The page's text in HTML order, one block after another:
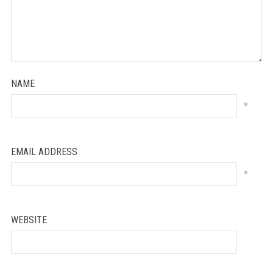
NAME
*
EMAIL ADDRESS
*
WEBSITE